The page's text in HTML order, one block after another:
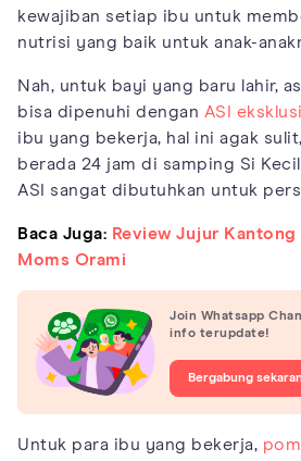
kewajiban setiap ibu untuk
nutrisi yang baik untuk anak-
Nah, untuk bayi yang baru lahir,
bisa dipenuhi dengan ASI
ibu yang bekerja, hal ini agak
berada 24 jam di samping Si
ASI sangat dibutuhkan untuk
Baca Juga: Review Jujur Kantong
Moms Orami
Join Whatsapp
info terupdate!
Bergabung
Untuk para ibu yang bekerja,